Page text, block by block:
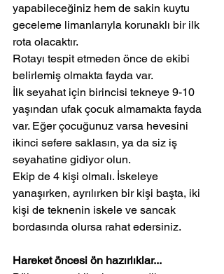
yapabileceğiniz hem de sakin kuytu
geceleme limanlarıyla korunaklı bir ilk
rota olacaktır.
Rotayı tespit etmeden önce de ekibi
belirlemiş olmakta fayda var.
İlk seyahat için birincisi tekneye 9-10
yaşından ufak çocuk almamakta fayda
var. Eğer çocuğunuz varsa hevesini
ikinci sefere saklasın, ya da siz iş
seyahatine gidiyor olun.
Ekip de 4 kişi olmalı. İskeleye
yanaşırken, ayrılırken bir kişi başta, iki
kişi de teknenin iskele ve sancak
bordasında olursa rahat edersiniz.
Hareket öncesi ön hazırlıklar...